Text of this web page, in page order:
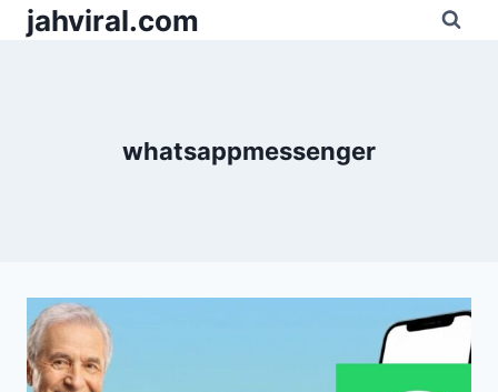
Pular
parajahviral.com
whatsappmessenger